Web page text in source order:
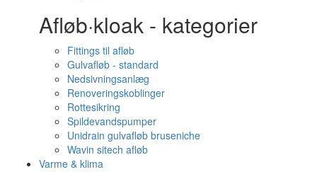
Afløb·kloak - kategorier
Fittings til afløb
Gulvafløb - standard
Nedsivningsanlæg
Renoveringskoblinger
Rottesikring
Spildevandspumper
Unidrain gulvafløb bruseniche
Wavin sitech afløb
Varme & klima